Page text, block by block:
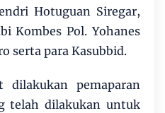
Hotuguan Siregar,
Kombes Pol. Yohanes
serta para Kasubbid.
dilakukan pemaparan
telah dilakukan untuk